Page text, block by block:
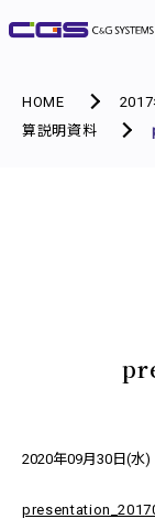
HOME 2017
算説明資料
2020年09月30日(水)